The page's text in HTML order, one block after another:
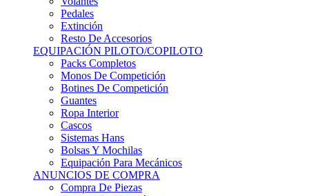
Extinción
Resto De Accesorios
EQUIPACIÓN PILOTO/COPILOTO
Packs Completos
Monos De Competición
Botines De Competición
Guantes
Ropa Interior
Cascos
Sistemas Hans
Bolsas Y Mochilas
Equipación Para Mecánicos
ANUNCIOS DE COMPRA
Compra De Piezas
Compra De Neumáticos